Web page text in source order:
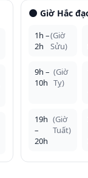
🌑 Giờ Hắc
1h –
2h
(Giờ
Sửu)
9h –
10h
(Giờ
Tỵ)
19h
–
20h
(Giờ
Tuất)